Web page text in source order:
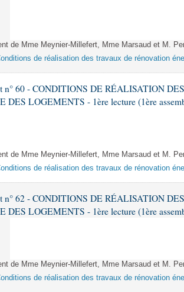
de Mme Meynier-Millefert, Mme Marsaud et M.
de réalisation des travaux de rénovation
n° 60 - CONDITIONS DE RÉALISATION
DES LOGEMENTS - 1ère lecture (1ère
de Mme Meynier-Millefert, Mme Marsaud et M.
de réalisation des travaux de rénovation
n° 62 - CONDITIONS DE RÉALISATION
DES LOGEMENTS - 1ère lecture (1ère
de Mme Meynier-Millefert, Mme Marsaud et M.
de réalisation des travaux de rénovation